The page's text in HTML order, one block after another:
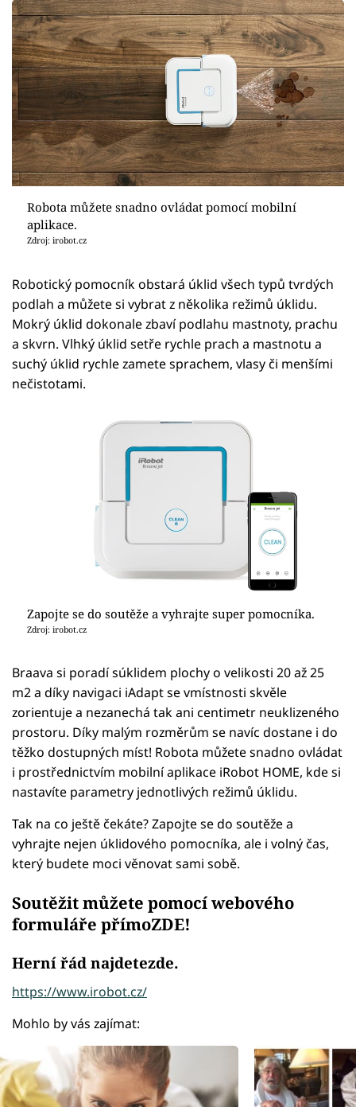
Robota můžete snadno ovládat pomocí mobilní
aplikace.
Zdroj: irobot.cz
Robotický pomocník obstará úklid všech typů tvrdých
podlah a můžete si vybrat z několika režimů úklidu.
Mokrý úklid dokonale zbaví podlahu mastnoty, prachu
a skvrn. Vlhký úklid setře rychle prach a mastnotu a
suchý úklid rychle zamete sprachem, vlasy či menšími
nečistotami.
Zapojte se do soutěže a vyhrajte super pomocníka.
Zdroj: irobot.cz
Braava si poradí súklidem plochy o velikosti 20 až 25
m2 a díky navigaci iAdapt se vmístnosti skvěle
zorientuje a nezanechá tak ani centimetr neuklizeného
prostoru. Díky malým rozměrům se navíc dostane i do
těžko dostupných míst! Robota můžete snadno ovládat
i prostřednictvím mobilní aplikace iRobot HOME, kde si
nastavíte parametry jednotlivých režimů úklidu.
Tak na co ještě čekáte? Zapojte se do soutěže a
vyhrajte nejen úklidového pomocníka, ale i volný čas,
který budete moci věnovat sami sobě.
Soutěžit můžete pomocí webového
formuláře přímoZDE!
Herní řád najdetezde.
https://www.irobot.cz/
Mohlo by vás zajímat: